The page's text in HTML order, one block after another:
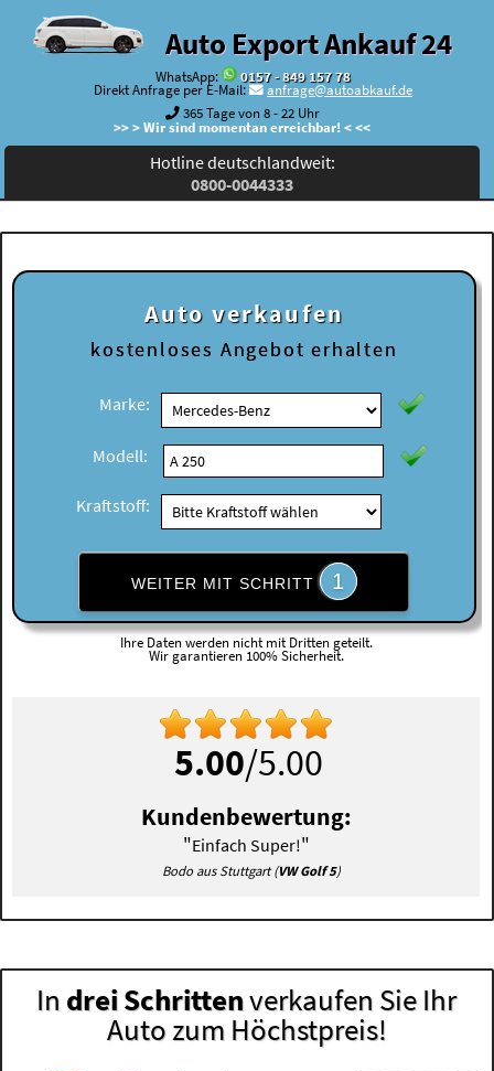
Auto Export Ankauf 24
WhatsApp:
0157 - 849 157 78
Direkt Anfrage per E-Mail:
anfrage@autoabkauf.de
365 Tage von 8 - 22 Uhr
>> > Wir sind momentan erreichbar! < <<
Hotline deutschlandweit:
0800-0044333
Auto verkaufen
kostenloses Angebot erhalten
Marke:
Modell:
Kraftstoff:
WEITER MIT SCHRITT 1
Ihre Daten werden nicht mit Dritten geteilt.
Wir garantieren 100% Sicherheit.
5.00/5.00
Kundenbewertung:
"Einfach Super!"
Bodo aus Stuttgart (VW Golf 5)
In drei Schrittenverkaufen Sie Ihr
Auto zum Höchstpreis!